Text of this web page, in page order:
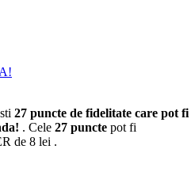
27 puncte de fidelitate care pot fi
. Cele 27 puncte pot fi
de 8 lei .